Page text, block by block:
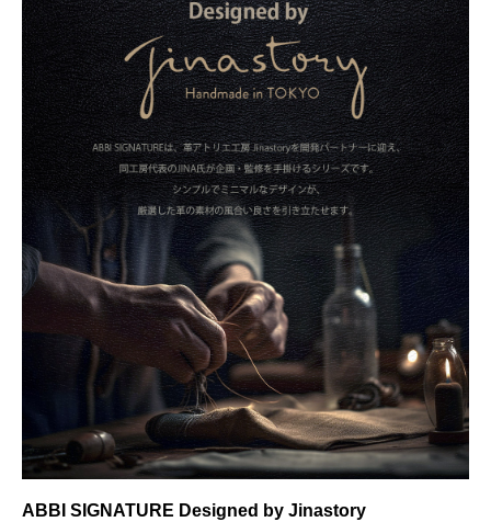
ABBI SIGNATURE Designed by Jinastory